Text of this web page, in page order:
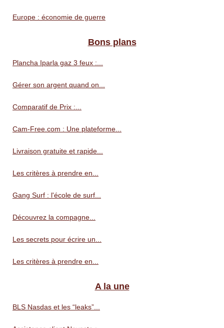
Europe : économie de guerre
Bons plans
Plancha Iparla gaz 3 feux :...
Gérer son argent quand on...
Comparatif de Prix :...
Cam-Free.com : Une plateforme...
Livraison gratuite et rapide...
Les critères à prendre en...
Gang Surf : l'école de surf...
Découvrez la compagne...
Les secrets pour écrire un...
Les critères à prendre en...
A la une
BLS Nasdas et les “leaks”...